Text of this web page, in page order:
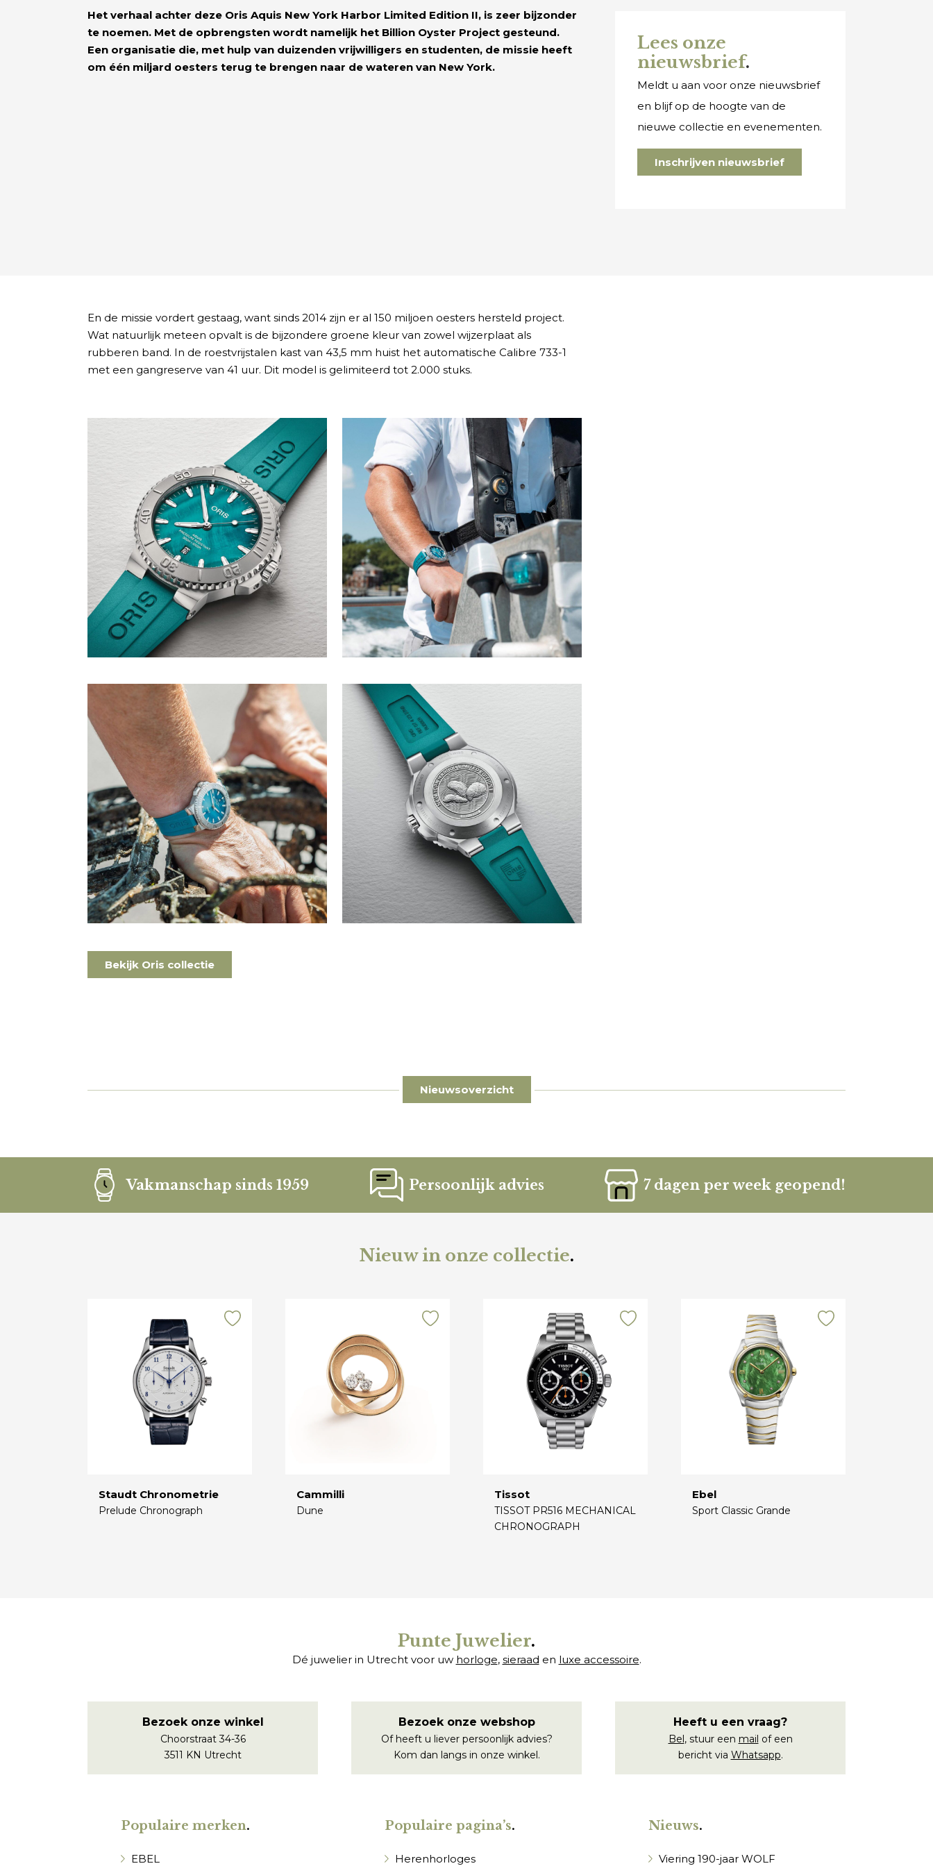
Het verhaal achter deze Oris Aquis New York Harbor Limited Edition II, is zeer bijzonder
te noemen. Met de opbrengsten wordt namelijk het Billion Oyster Project gesteund.
Een organisatie die, met hulp van duizenden vrijwilligers en studenten, de missie heeft
om één miljard oesters terug te brengen naar de wateren van New York.
Lees onze
nieuwsbrief.
Meldt u aan voor onze nieuwsbrief
en blijf op de hoogte van de
nieuwe collectie en evenementen.
Inschrijven nieuwsbrief
En de missie vordert gestaag, want sinds 2014 zijn er al 150 miljoen oesters hersteld project.
Wat natuurlijk meteen opvalt is de bijzondere groene kleur van zowel wijzerplaat als
rubberen band. In de roestvrijstalen kast van 43,5 mm huist het automatische Calibre 733-1
met een gangreserve van 41 uur. Dit model is gelimiteerd tot 2.000 stuks.
Bekijk Oris collectie
Nieuwsoverzicht
Vakmanschap sinds 1959 Persoonlijk advies 7 dagen per week geopend!
Nieuw in onze collectie.
Staudt Chronometrie
Prelude Chronograph
Cammilli
Dune
Tissot
TISSOT PR516 MECHANICAL
CHRONOGRAPH
Ebel
Sport Classic Grande
Punte Juwelier.
Dé juwelier in Utrecht voor uw horloge, sieraad en luxe accessoire.
Bezoek onze winkel
Choorstraat 34-36
3511 KN Utrecht
Bezoek onze webshop
Of heeft u liever persoonlijk advies?
Kom dan langs in onze winkel.
Heeft u een vraag?
Bel, stuur een mail of een
bericht via Whatsapp.
Populaire merken.
EBEL
Populaire pagina’s.
Herenhorloges
Nieuws.
Viering 190-jaar WOLF